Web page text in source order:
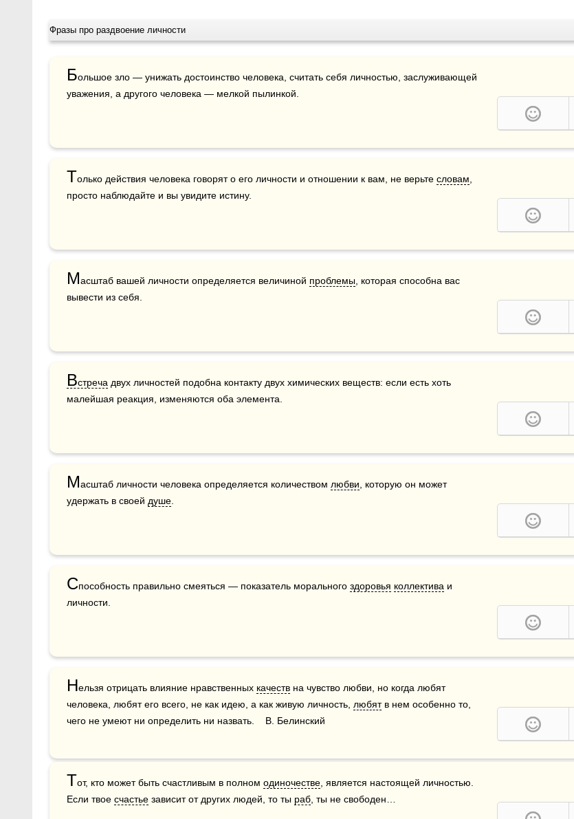
Фразы про раздвоение личности
Большое зло — унижать достоинство человека, считать себя личностью, заслуживающей
уважения, а другого человека — мелкой пылинкой.
Только действия человека говорят о его личности и отношении к вам, не верьте словам
просто наблюдайте и вы увидите истину.
Масштаб вашей личности определяется величиной проблемы , которая способна вас
вывести из себя.
Встреча двух личностей подобна контакту двух химических веществ: если есть хоть
малейшая реакция, изменяются оба элемента.
Масштаб личности человека определяется количеством любви , которую он может
удержать в своей душе
Способность правильно смеяться — показатель морального здоровья коллектива и
личности.
Нельзя отрицать влияние нравственных качеств на чувство любви, но когда любят
человека, любят его всего, не как идею, а как живую личность, любят в нем особенно то,
чего не умеют ни определить ни назвать.    В. Белинский
Тот, кто может быть счастливым в полном одиночестве , является настоящей личностью.
Если твое счастье зависит от других людей, то ты раб , ты не свободен…